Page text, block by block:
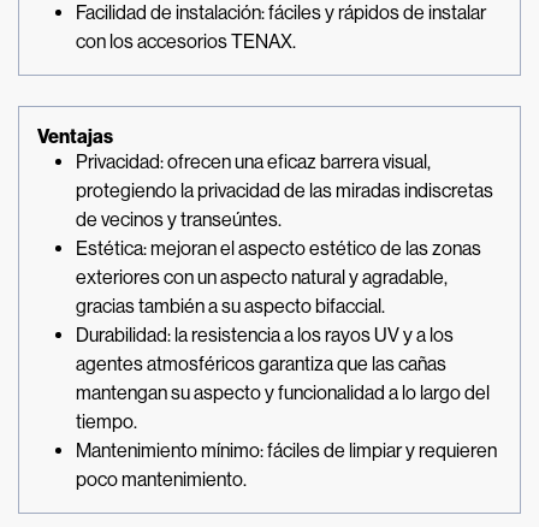
Facilidad de instalación: fáciles y rápidos de instalar
con los accesorios TENAX.
Ventajas
Privacidad: ofrecen una eficaz barrera visual,
protegiendo la privacidad de las miradas indiscretas
de vecinos y transeúntes.
Estética: mejoran el aspecto estético de las zonas
exteriores con un aspecto natural y agradable,
gracias también a su aspecto bifaccial.
Durabilidad: la resistencia a los rayos UV y a los
agentes atmosféricos garantiza que las cañas
mantengan su aspecto y funcionalidad a lo largo del
tiempo.
Mantenimiento mínimo: fáciles de limpiar y requieren
poco mantenimiento.